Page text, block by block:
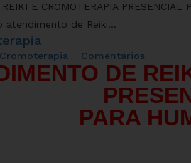
REIKI E CROMOTERAPIA
atendimento de Reiki...
Comentários
DE
PARA